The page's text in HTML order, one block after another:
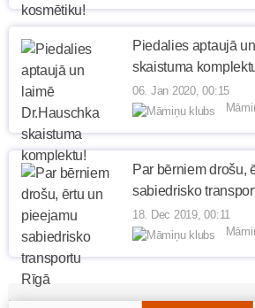
Piedalies aptaujā
skaistuma
06. Jan 2020, 00:15
Par bērniem drošu,
sabiedrisko
18. Dec 2019, 00:11